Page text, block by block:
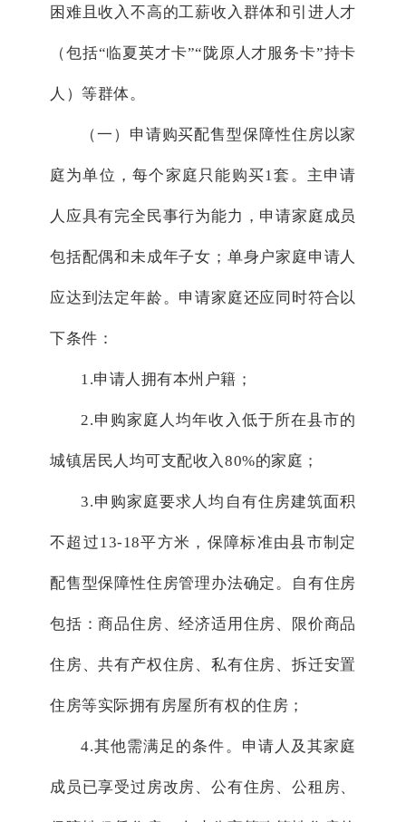
困难且收入不高的工薪收入群体和引进人才
（包括“临夏英才卡”“陇原人才服务卡”持卡
人）等群体。
（一）申请购买配售型保障性住房以家
庭为单位，每个家庭只能购买1套。主申请
人应具有完全民事行为能力，申请家庭成员
包括配偶和未成年子女；单身户家庭申请人
应达到法定年龄。申请家庭还应同时符合以
下条件：
1.申请人拥有本州户籍；
2.申购家庭人均年收入低于所在县市的
城镇居民人均可支配收入80%的家庭；
3.申购家庭要求人均自有住房建筑面积
不超过13-18平方米，保障标准由县市制定
配售型保障性住房管理办法确定。自有住房
包括：商品住房、经济适用住房、限价商品
住房、共有产权住房、私有住房、拆迁安置
住房等实际拥有房屋所有权的住房；
4.其他需满足的条件。申请人及其家庭
成员已享受过房改房、公有住房、公租房、